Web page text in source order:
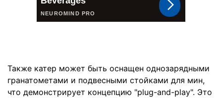
Также катер может быть оснащен однозарядными
гранатометами и подвесными стойками для мин,
что демонстрирует концепцию "plug-and-play". Это